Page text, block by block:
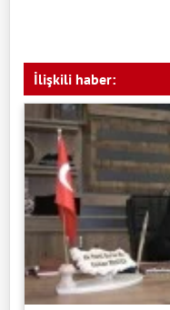
İlişkili haber: